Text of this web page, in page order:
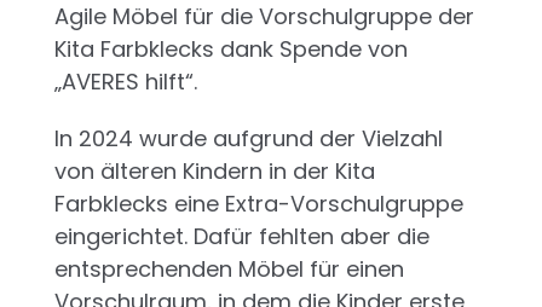
Agile Möbel für die Vorschulgruppe der
Kita Farbklecks dank Spende von
„AVERES hilft“.
In 2024 wurde aufgrund der Vielzahl
von älteren Kindern in der Kita
Farbklecks eine Extra-Vorschulgruppe
eingerichtet. Dafür fehlten aber die
entsprechenden Möbel für einen